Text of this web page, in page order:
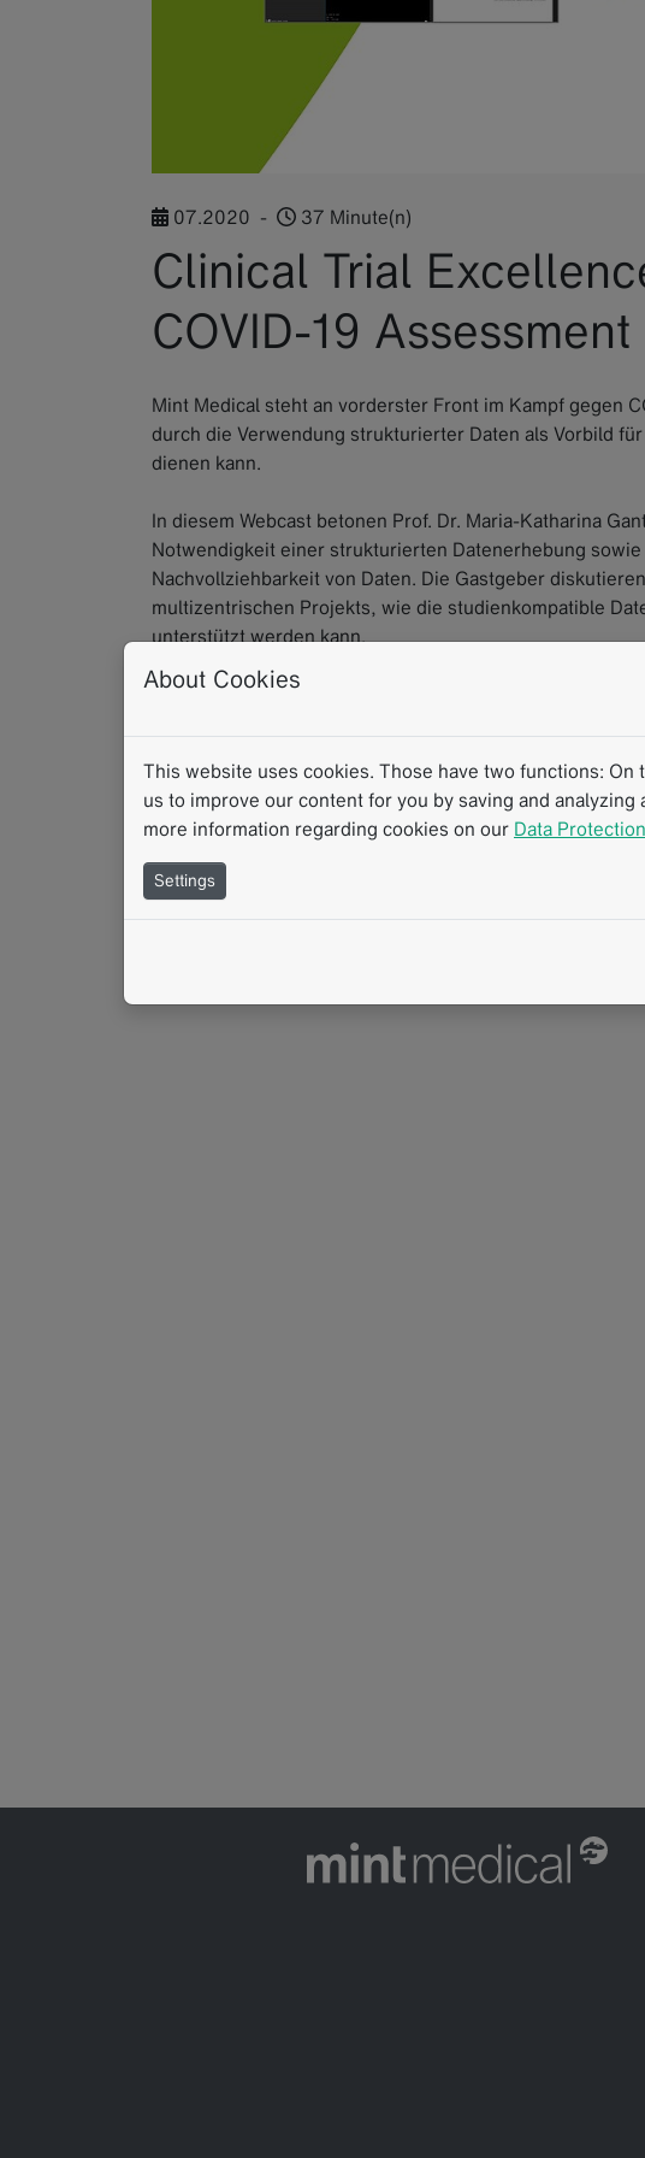
07.2020 - 37 Minute(n)
Clinical Trial
COVID-19 Assessment
Mint Medical steht an vorderster Front im Kampf gegen
durch die Verwendung strukturierter Daten als Vorbild
dienen kann.
In diesem Webcast betonen Prof. Dr. Maria-Katharina
Notwendigkeit einer strukturierten Datenerhebung
Nachvollziehbarkeit von Daten. Die Gastgeber
multizentrischen Projekts, wie die studienkompatible
unterstützt werden kann.
Prof. Ganten und Herr Salg geben auch einen Ausblick
Webcast Klinische Forschung Multizentrische Forschung
About Cookies
This website uses cookies. Those have two functions:
us to improve our content for you by saving and
more information regarding cookies on our Data
Settings